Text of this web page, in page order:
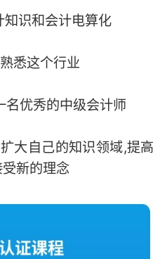
识和会计电算化
悉这个行业
优秀的中级会计师
大自己的知识领域,提高
新的理念